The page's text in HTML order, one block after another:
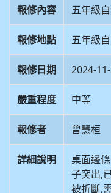
報修內容 五年級
報修地點 五年級
報修日期 2024-
嚴重程度 中等
報修者 曾慧桓
詳細說明
桌面邊
子突出,
被折斷,